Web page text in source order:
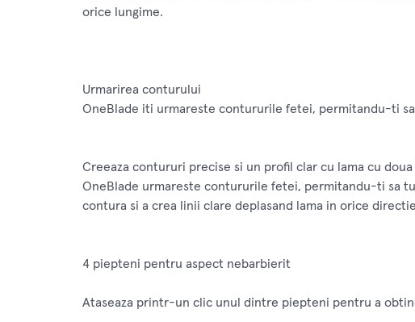
orice lungime.
Urmarirea conturului
OneBlade iti urmareste contururile fetei, permitandu-ti
Creeaza contururi precise si un profil clar cu lama cu
OneBlade urmareste contururile fetei, permitandu-ti sa
contura si a crea linii clare deplasand lama in orice
4 piepteni pentru aspect nebarbierit
Ataseaza printr-un clic unul dintre piepteni pentru a